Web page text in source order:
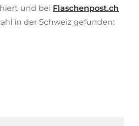
und bei Flaschenpost.ch
in der Schweiz gefunden: